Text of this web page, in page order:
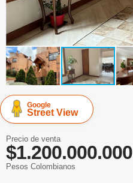
Google
Street View
Precio de venta
$1.200.000.000
Pesos Colombianos